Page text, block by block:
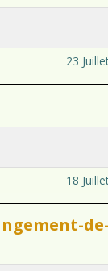
23
18